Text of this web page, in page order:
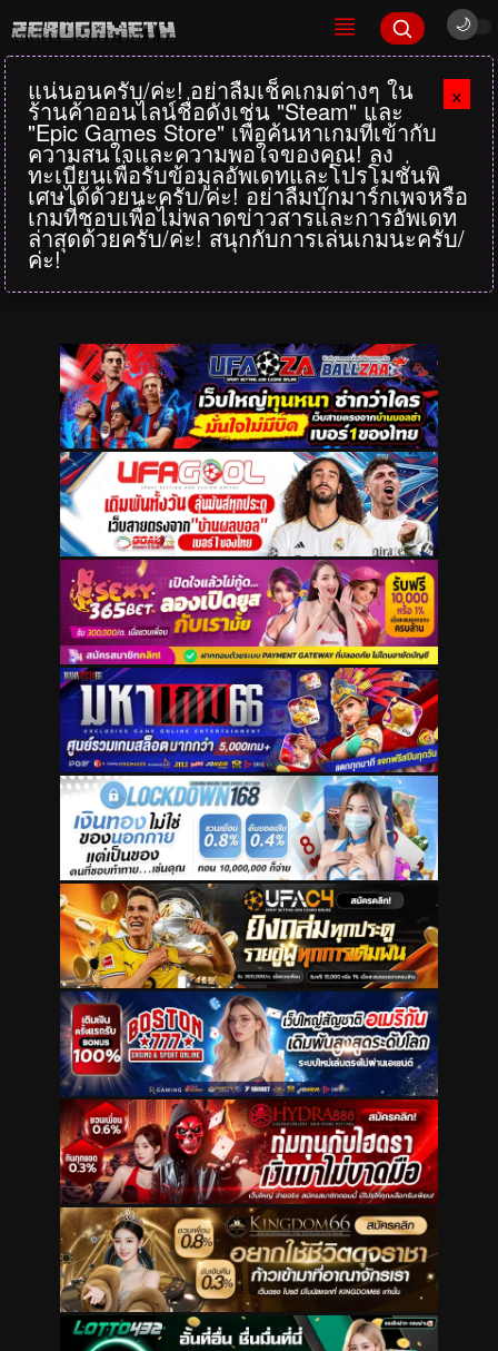
×
แน่นอนครับ/ค่ะ! อย่าลืมเช็คเกมต่างๆ ใน
ร้านค้าออนไลน์ชื่อดังเช่น "Steam" และ
"Epic Games Store" เพื่อค้นหาเกมที่เข้ากับ
ความสนใจและความพอใจของคุณ! ลง
ทะเบียนเพื่อรับข้อมูลอัพเดทและโปรโมชั่นพิ
เศษได้ด้วยนะครับ/ค่ะ! อย่าลืมบุ๊กมาร์กเพจหรือ
เกมที่ชอบเพื่อไม่พลาดข่าวสารและการอัพเดท
ล่าสุดด้วยครับ/ค่ะ! สนุกกับการเล่นเกมนะครับ/
ค่ะ!